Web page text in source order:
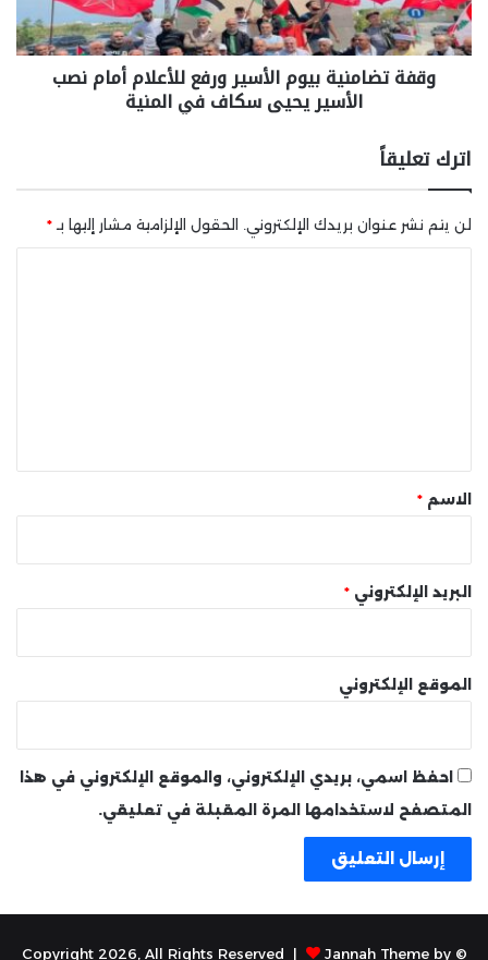
وقفة تضامنية بيوم الأسير ورفع للأعلام أمام نصب
الأسير يحيى سكاف في المنية
اترك تعليقاً
لن يتم نشر عنوان بريدك الإلكتروني. الحقول الإلزامية مشار إليها بـ*
* الاسم *
البريد الإلكتروني *
الموقع الإلكتروني
احفظ اسمي، بريدي الإلكتروني، والموقع الإلكتروني في هذا
المتصفح لاستخدامها المرة المقبلة في تعليقي.
© Copyright 2026, All Rights Reserved |
Jannah Theme by